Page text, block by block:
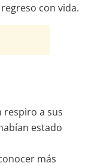
con vida.
respiro a sus
estado
más